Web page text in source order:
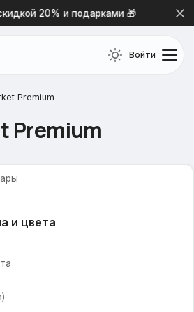
20% и подарками 🎁
Войти
Premium
Premium
и цвета